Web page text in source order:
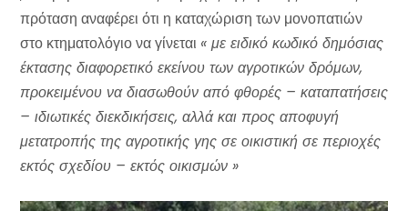
πρόταση αναφέρει ότι η καταχώριση των μονοπατιών
στο κτηματολόγιο να γίνεται « με ειδικό κωδικό δημόσιας
έκτασης διαφορετικό εκείνου των αγροτικών δρόμων,
προκειμένου να διασωθούν από φθορές – καταπατήσεις
– ιδιωτικές διεκδικήσεις, αλλά και προς αποφυγή
μετατροπής της αγροτικής γης σε οικιστική σε περιοχές
εκτός σχεδίου – εκτός οικισμών »